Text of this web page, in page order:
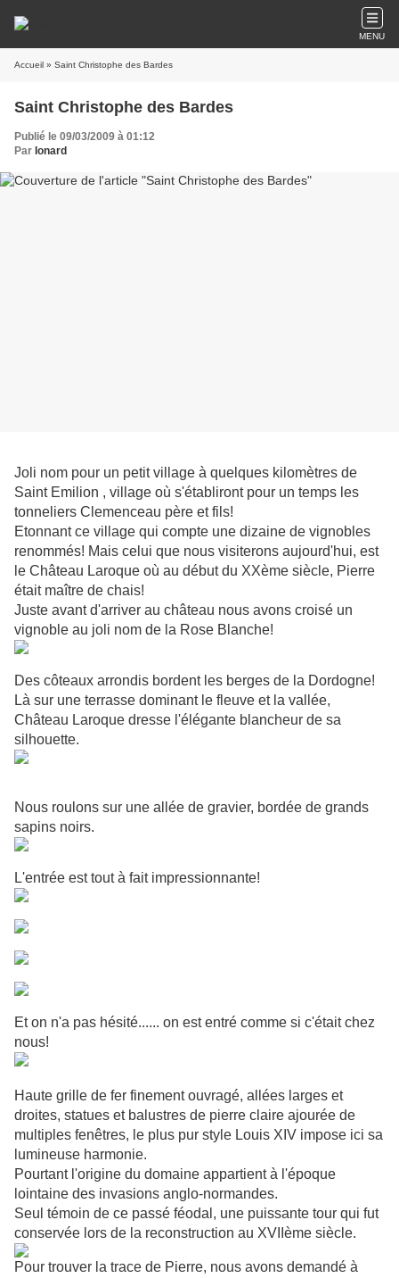
MENU
Accueil » Saint Christophe des Bardes
Saint Christophe des Bardes
Publié le 09/03/2009 à 01:12
Par Ionard
Joli nom pour un petit village à quelques kilomètres de
Saint Emilion , village où s'établiront pour un temps les
tonneliers Clemenceau père et fils!
Etonnant ce village qui compte une dizaine de vignobles
renommés! Mais celui que nous visiterons aujourd'hui, est
le Château Laroque où au début du XXème siècle, Pierre
était maître de chais!
Juste avant d'arriver au château nous avons croisé un
vignoble au joli nom de la Rose Blanche!
Des côteaux arrondis bordent les berges de la Dordogne!
Là sur une terrasse dominant le fleuve et la vallée,
Château Laroque dresse l'élégante blancheur de sa
silhouette.
Nous roulons sur une allée de gravier, bordée de grands
sapins noirs.
L'entrée est tout à fait impressionnante!
Et on n'a pas hésité...... on est entré comme si c'était chez
nous!
Haute grille de fer finement ouvragé, allées larges et
droites, statues et balustres de pierre claire ajourée de
multiples fenêtres, le plus pur style Louis XIV impose ici sa
lumineuse harmonie.
Pourtant l'origine du domaine appartient à l'époque
lointaine des invasions anglo-normandes.
Seul témoin de ce passé féodal, une puissante tour qui fut
conservée lors de la reconstruction au XVIIème siècle.
Pour trouver la trace de Pierre, nous avons demandé à